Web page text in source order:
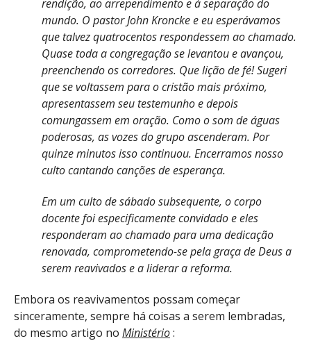
rendição, ao arrependimento e à separação do
mundo. O pastor John Kroncke e eu esperávamos
que talvez quatrocentos respondessem ao chamado.
Quase toda a congregação se levantou e avançou,
preenchendo os corredores. Que lição de fé! Sugeri
que se voltassem para o cristão mais próximo,
apresentassem seu testemunho e depois
comungassem em oração. Como o som de águas
poderosas, as vozes do grupo ascenderam. Por
quinze minutos isso continuou. Encerramos nosso
culto cantando canções de esperança.
Em um culto de sábado subsequente, o corpo
docente foi especificamente convidado e eles
responderam ao chamado para uma dedicação
renovada, comprometendo-se pela graça de Deus a
serem reavivados e a liderar a reforma.
Embora os reavivamentos possam começar
sinceramente, sempre há coisas a serem lembradas,
do mesmo artigo no Ministério: